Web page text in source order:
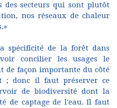
des secteurs qui sont plutôt
nos réseaux de chaleur
spécificité de la forêt dans
concilier les usages le
de façon importante du côté
; donc il faut préserver ce
de biodiversité dont la
de captage de l'eau. Il faut